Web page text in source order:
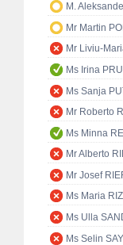
M.
Mr Martin
Mr Liviu-
Ms Irina
Ms Sanja
Mr Roberto
Ms Minna
Mr Alberto
Mr Josef
Ms Maria
Ms Ulla
Ms Selin